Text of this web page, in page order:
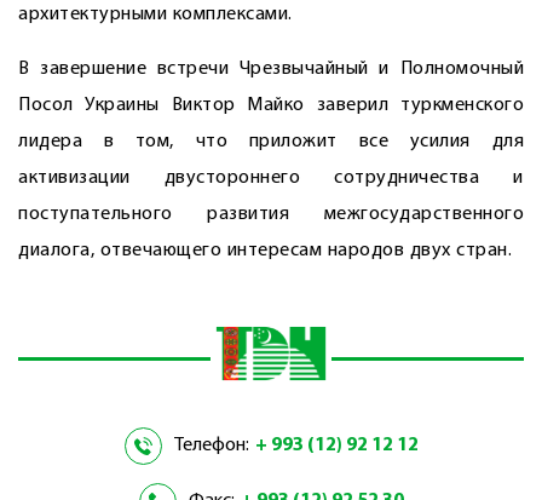
архитектурными комплексами.
В завершение встречи Чрезвычайный и Полномочный
Посол Украины Виктор Майко заверил туркменского
лидера в том, что приложит все усилия для
активизации двустороннего сотрудничества и
поступательного развития межгосударственного
диалога, отвечающего интересам народов двух стран.
Телефон: + 993 (12) 92 12 12